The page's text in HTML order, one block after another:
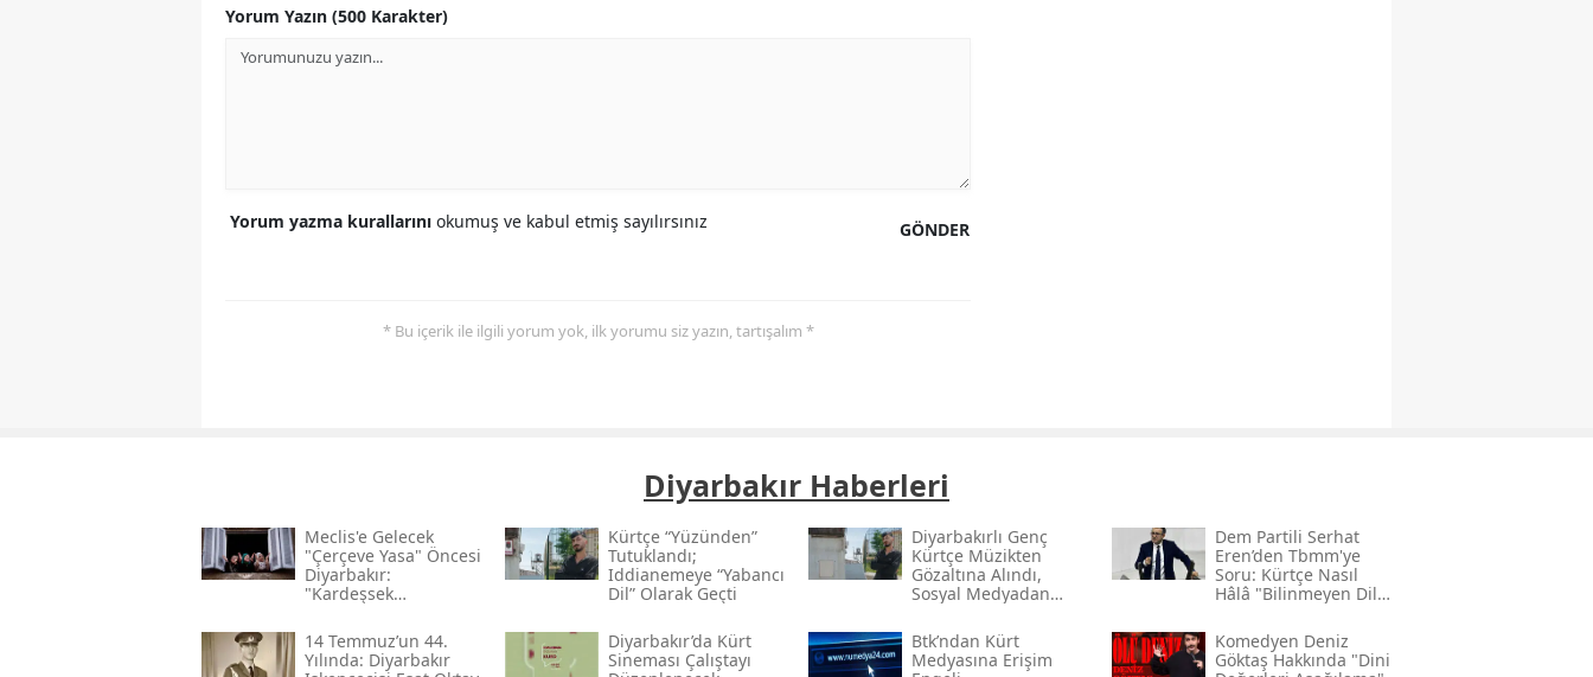
Yorum Yazın (500 Karakter)
GÖNDER
Yorum yazma kurallarını okumuş ve kabul etmiş sayılırsınız
* Bu içerik ile ilgili yorum yok, ilk yorumu siz yazın, tartışalım *
Diyarbakır Haberleri
Meclis'e Gelecek
"çerçeve Yasa" Öncesi
Diyarbakır:
"kardeşsek
Kürtçe “yüzünden”
Tutuklandı;
Iddianemeye “yabancı
Dil” Olarak Geçti
Diyarbakırlı Genç
Kürtçe Müzikten
Gözaltına Alındı,
Sosyal Medyadan
Dem Partili Serhat
Eren’den Tbmm'ye
Soru: Kürtçe Nasıl
Hâlâ "bilinmeyen Dil"
Gerekçesi Nedir?"
14 Temmuz’un 44.
Yılında: Diyarbakır
Diyarbakır’da Kürt
Sineması Çalıştayı
Btk’ndan Kürt
Medyasına Erişim
Komedyen Deniz
Göktaş Hakkında "dini